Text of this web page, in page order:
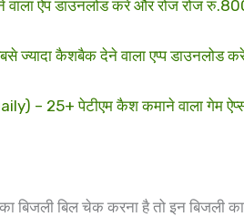
ऐप डाउनलोड करे और रोज रोज
कैशबैक देने वाला एप्प डाउनलोड
– 25+ पेटीएम कैश कमाने वाला गेम
बिजली बिल चेक करना है तो इन बिजली